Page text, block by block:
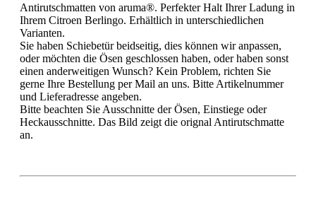
Antirutschmatten von aruma®. Perfekter Halt Ihrer Ladung in
Ihrem Citroen Berlingo. Erhältlich in unterschiedlichen
Varianten.
Sie haben Schiebetür beidseitig, dies können wir anpassen,
oder möchten die Ösen geschlossen haben, oder haben sonst
einen anderweitigen Wunsch? Kein Problem, richten Sie
gerne Ihre Bestellung per Mail an uns. Bitte Artikelnummer
und Lieferadresse angeben.
Bitte beachten Sie Ausschnitte der Ösen, Einstiege oder
Heckausschnitte. Das Bild zeigt die orignal Antirutschmatte
an.